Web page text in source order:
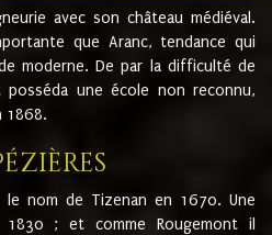
avec son château médiéval.
que Aranc, tendance qui
moderne. De par la difficulté de
posséda une école non reconnu,
1868.
le nom de Tizenan en 1670. Une
; et comme Rougemont il